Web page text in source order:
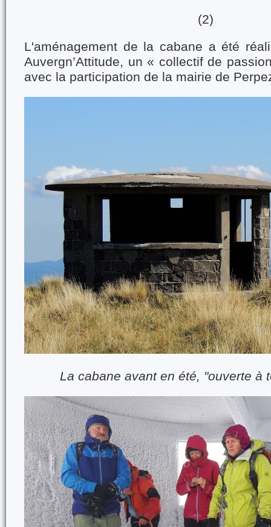
(2)
L'aménagement de la cabane a été
Auvergn’Attitude, un « collectif de
avec la participation de la mairie de
La cabane avant en été, "ouverte à